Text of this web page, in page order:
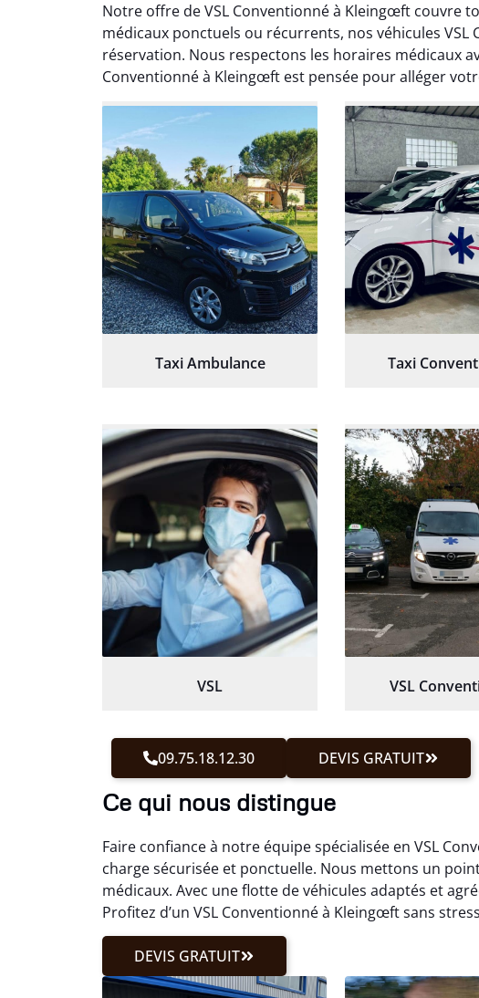
Notre offre de VSL Conventionné à Kleingœft couvre
médicaux ponctuels ou récurrents, nos véhicules
réservation. Nous respectons les horaires médicaux
Conventionné à Kleingœft est pensée pour alléger
Taxi Ambulance Taxi
VSL VSL
09.75.18.12.30 DEVIS GRATUIT
Ce qui nous distingue
Faire confiance à notre équipe spécialisée en VSL
charge sécurisée et ponctuelle. Nous mettons un
médicaux. Avec une flotte de véhicules adaptés et
Profitez d’un VSL Conventionné à Kleingœft sans
DEVIS GRATUIT
Arnaud
30 janvier
Très satisfait du
tout s’est bien
Chauffeur à
patient.